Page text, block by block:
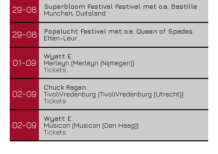
29-08
Superbloom Festival Festival met o.a. Bastille
Munchen, Duitsland
29-08
Popelucht Festival met o.a. Queen of Spades
Etten-Leur
01-09
Wyatt E.
Merleyn (Merleyn (Nijmegen))
Tickets
02-09
Chuck Ragan
TivoliVredenburg (TivoliVredenburg (Utrecht))
Tickets
02-09
Wyatt E.
Musicon (Musicon (Den Haag))
Tickets